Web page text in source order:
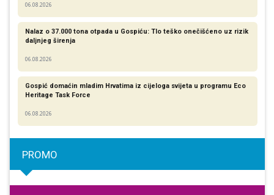
06.08.2026
Nalaz o 37.000 tona otpada u Gospiću: Tlo teško onečišćeno uz rizik
daljnjeg širenja
06.08.2026
Gospić domaćin mladim Hrvatima iz cijeloga svijeta u programu Eco
Heritage Task Force
06.08.2026
PROMO